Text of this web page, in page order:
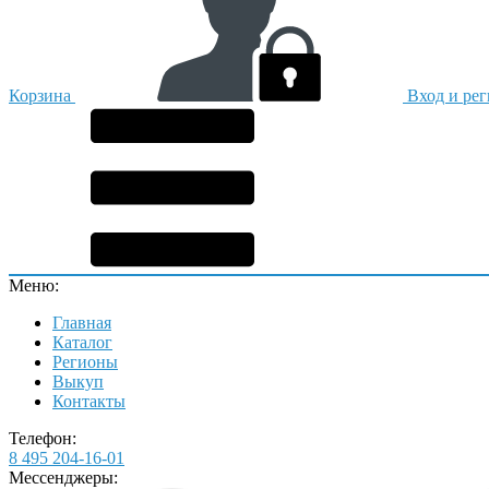
Корзина Вход и
Меню:
Главная
Каталог
Регионы
Выкуп
Контакты
Телефон:
8 495 204-16-01
Мессенджеры: